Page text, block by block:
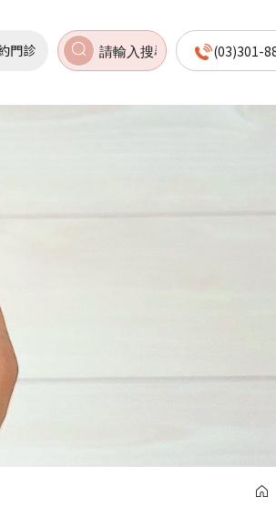
門診 (03)301-